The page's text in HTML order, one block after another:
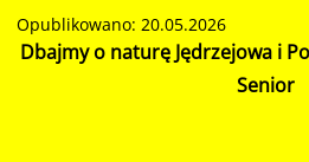
Opublikowano: 20.05.2026
Dbajmy o naturę Jędrzejowa i
Senior